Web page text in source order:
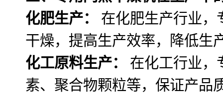
化肥生产：
在化肥生产行业，
干燥，提高生产效率，降低生
化工原料生产：
在化工行业，
素、聚合物颗粒等，保证产品